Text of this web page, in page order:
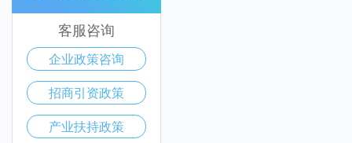
客服咨询
企业政策咨询
招商引资政策
产业扶持政策